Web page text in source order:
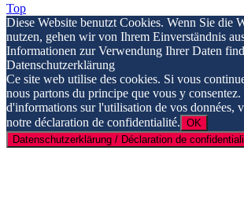
Top
Diese Website benutzt Cookies. Wenn Sie die
nutzen, gehen wir von Ihrem Einverständnis
Informationen zur Verwendung Ihrer Daten
Datenschutzerklärung
Ce site web utilise des cookies. Si vous
nous partons du principe que vous y
d'informations sur l'utilisation de vos données,
notre déclaration de confidentialité. OK
Datenschutzerklärung / Déclaration de